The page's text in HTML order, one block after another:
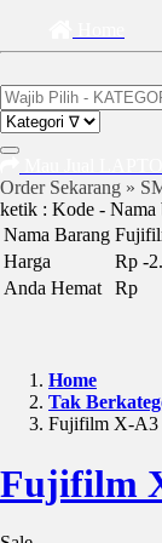
Order Sekarang »
ketik : Kode - Nama
Nama Barang
Harga
Rp -
Anda Hemat
Rp
Home
Tak
Fujifilm X-A3
Fujifilm